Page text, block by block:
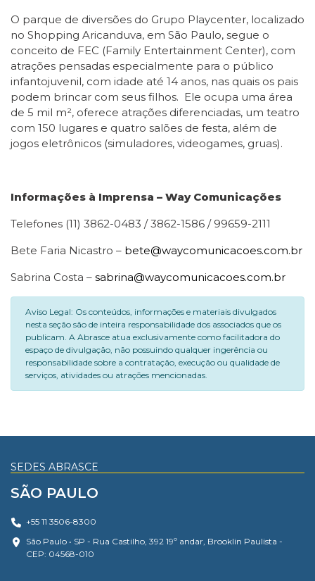
O parque de diversões do Grupo Playcenter, localizado
no Shopping Aricanduva, em São Paulo, segue o
conceito de FEC (Family Entertainment Center), com
atrações pensadas especialmente para o público
infantojuvenil, com idade até 14 anos, nas quais os pais
podem brincar com seus filhos. Ele ocupa uma área
de 5 mil m², oferece atrações diferenciadas, um teatro
com 150 lugares e quatro salões de festa, além de
jogos eletrônicos (simuladores, videogames, gruas).
Informações à Imprensa – Way Comunicações
Telefones (11) 3862-0483 / 3862-1586 / 99659-2111
Bete Faria Nicastro – bete@waycomunicacoes.com.br
Sabrina Costa – sabrina@waycomunicacoes.com.br
Aviso Legal: Os conteúdos, informações e materiais divulgados
nesta seção são de inteira responsabilidade dos associados que os
publicam. A Abrasce atua exclusivamente como facilitadora do
espaço de divulgação, não possuindo qualquer ingerência ou
responsabilidade sobre a contratação, execução ou qualidade de
serviços, atividades ou atrações mencionadas.
SEDES ABRASCE
SÃO PAULO
+55 11 3506-8300
São Paulo • SP - Rua Castilho, 392 19º andar, Brooklin Paulista -
CEP: 04568-010